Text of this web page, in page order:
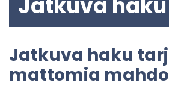
Jat­ku­va haku
mat­to­mia